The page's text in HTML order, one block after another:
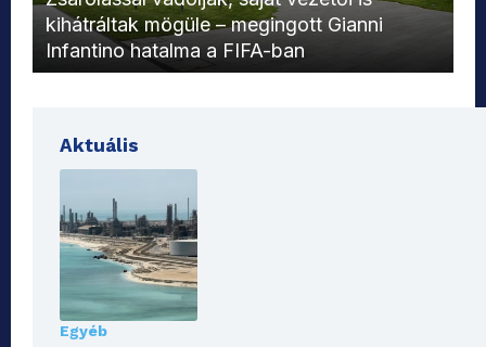
kihátráltak mögüle – megingott Gianni
Infantino hatalma a FIFA-ban
Aktuális
Egyéb